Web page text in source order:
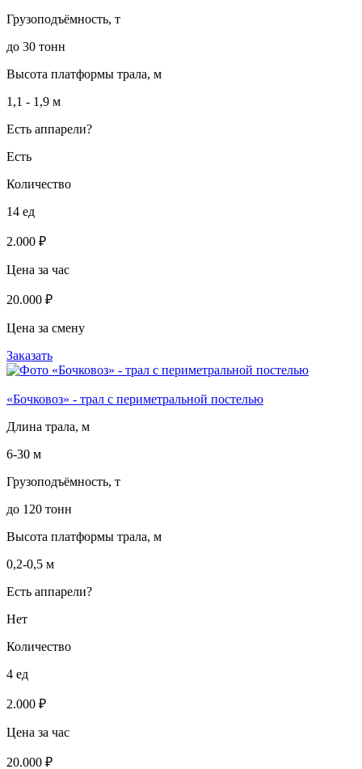
Грузоподъёмность, т
до 30 тонн
Высота платформы трала, м
1,1 - 1,9 м
Есть аппарели?
Есть
Количество
14 ед
2.000 ₽
Цена за час
20.000 ₽
Цена за смену
Заказать
«Бочковоз» - трал с периметральной постелью
Длина трала, м
6-30 м
Грузоподъёмность, т
до 120 тонн
Высота платформы трала, м
0,2-0,5 м
Есть аппарели?
Нет
Количество
4 ед
2.000 ₽
Цена за час
20.000 ₽